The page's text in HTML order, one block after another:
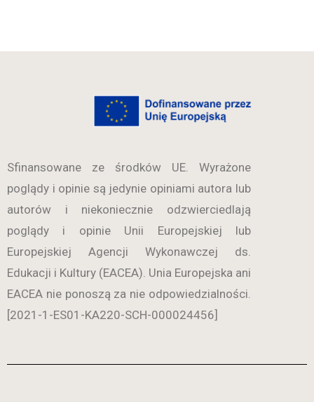
Sfinansowane ze środków UE. Wyrażone
poglądy i opinie są jedynie opiniami autora lub
autorów i niekoniecznie odzwierciedlają
poglądy i opinie Unii Europejskiej lub
Europejskiej Agencji Wykonawczej ds.
Edukacji i Kultury (EACEA). Unia Europejska ani
EACEA nie ponoszą za nie odpowiedzialności.
[2021-1-ES01-KA220-SCH-000024456]